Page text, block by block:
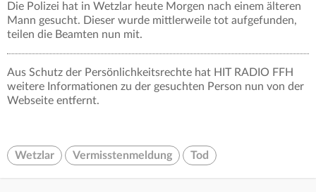
Die Polizei hat in Wetzlar heute Morgen nach einem älteren
Mann gesucht. Dieser wurde mittlerweile tot aufgefunden,
teilen die Beamten nun mit.
Aus Schutz der Persönlichkeitsrechte hat HIT RADIO FFH
weitere Informationen zu der gesuchten Person nun von der
Webseite entfernt.
Wetzlar Vermisstenmeldung Tod